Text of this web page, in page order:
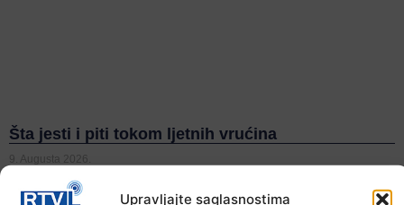
Upravljajte saglasnostima
Šta jesti i piti tokom ljetnih vrućina
9. Augusta 2026.